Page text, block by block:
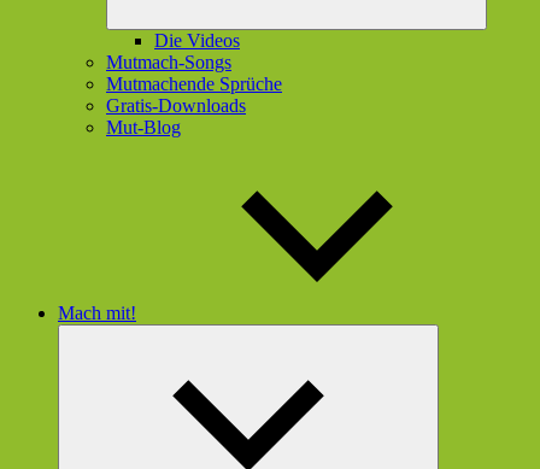
Die Videos
Mutmach-Songs
Mutmachende Sprüche
Gratis-Downloads
Mut-Blog
Mach mit!